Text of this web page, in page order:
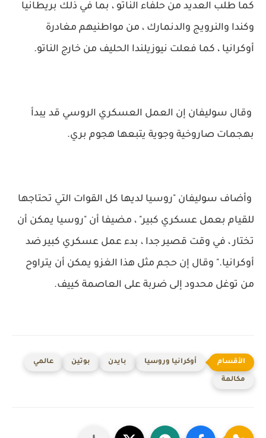
كما طلب العديد من حلفاء الناتو ، بما في ذلك بريطانيا
وكندا والنرويج والدنمارك ، من مواطنيهم مغادرة
أوكرانيا ، كما فعلت نيوزيلندا الحليف من خارج الناتو.
وقال سوليفان إن العمل العسكري الروسي قد يبدأ
بهجمات صاروخية وجوية يتبعها هجوم بري.
وأضاف سوليفان "روسيا لديها كل القوات التي تحتاجها
للقيام بعمل عسكري كبير" ، مضيفا أن "روسيا يمكن أن
تختار ، في وقت قصير جدا ، بدء عمل عسكري كبير ضد
أوكرانيا." وقال إن حجم مثل هذا الغزو يمكن أن يتراوح
من توغل محدود إلى ضربة على العاصمة كييف.
أوكرانيا وروسيا بايدن بوتين عالمي
مكالمة